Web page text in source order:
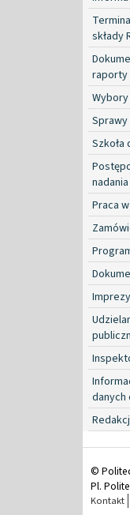
składy
raporty
Wybory
Praca
danych
©
Pl.
Kontakt